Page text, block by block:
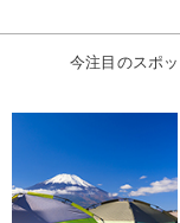
今注目のスポ